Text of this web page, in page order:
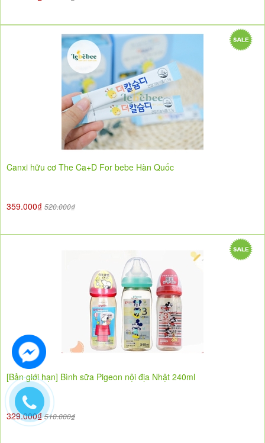
Canxi hữu cơ The Ca+D For bebe Hàn Quốc
359.000₫ 520.000₫
[Bản giới hạn] Bình sữa Pigeon nội địa Nhật 240ml
329.000₫510.000₫